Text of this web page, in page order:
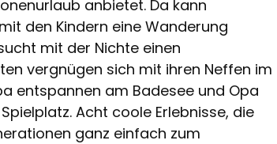
anbietet. Da kann
den Kindern eine Wanderung
mit der Nichte einen
vergnügen sich mit ihren Neffen im
entspannen am Badesee und Opa
Acht coole Erlebnisse, die
ganz einfach zum